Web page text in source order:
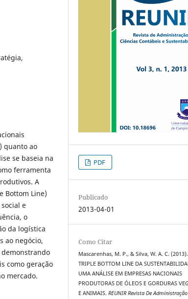
quanto ao
se baseia na
ferramenta
A
Bottom Line)
e
o
da logística
ao negócio,
como geração
mercado.
PDF
Publicado
2013-04-01
Como Citar
Mascarenhas, M. P., & Silva, W. A. C. (2013).
TRIPLE BOTTOM LINE DA
UMA ANÁLISE EM EMPRESAS NACIONAIS
PRODUTORAS DE ÓLEOS E GORDURAS
E ANIMAIS.REUNIR Revista De Administração